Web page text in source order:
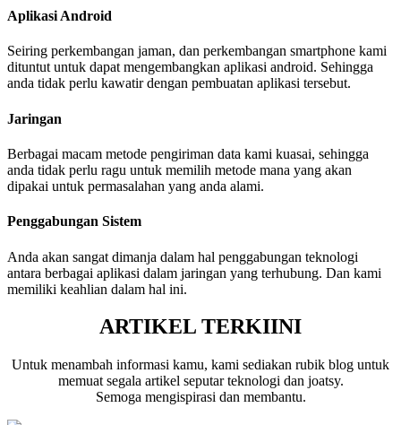
Aplikasi Android
Seiring perkembangan jaman, dan perkembangan smartphone kami
dituntut untuk dapat mengembangkan aplikasi android. Sehingga
anda tidak perlu kawatir dengan pembuatan aplikasi tersebut.
Jaringan
Berbagai macam metode pengiriman data kami kuasai, sehingga
anda tidak perlu ragu untuk memilih metode mana yang akan
dipakai untuk permasalahan yang anda alami.
Penggabungan Sistem
Anda akan sangat dimanja dalam hal penggabungan teknologi
antara berbagai aplikasi dalam jaringan yang terhubung. Dan kami
memiliki keahlian dalam hal ini.
ARTIKEL TERKIINI
Untuk menambah informasi kamu, kami sediakan rubik blog untuk
memuat segala artikel seputar teknologi dan joatsy.
Semoga mengispirasi dan membantu.